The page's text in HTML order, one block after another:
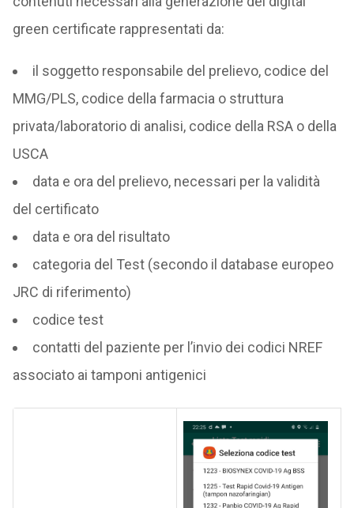
green certificate rappresentati da:
il soggetto responsabile del prelievo, codice del
MMG/PLS, codice della farmacia o struttura
privata/laboratorio di analisi, codice della RSA o della
USCA
data e ora del prelievo, necessari per la validità
del certificato
data e ora del risultato
categoria del Test (secondo il database europeo
JRC di riferimento)
codice test
contatti del paziente per l’invio dei codici NREF
associato ai tamponi antigenici